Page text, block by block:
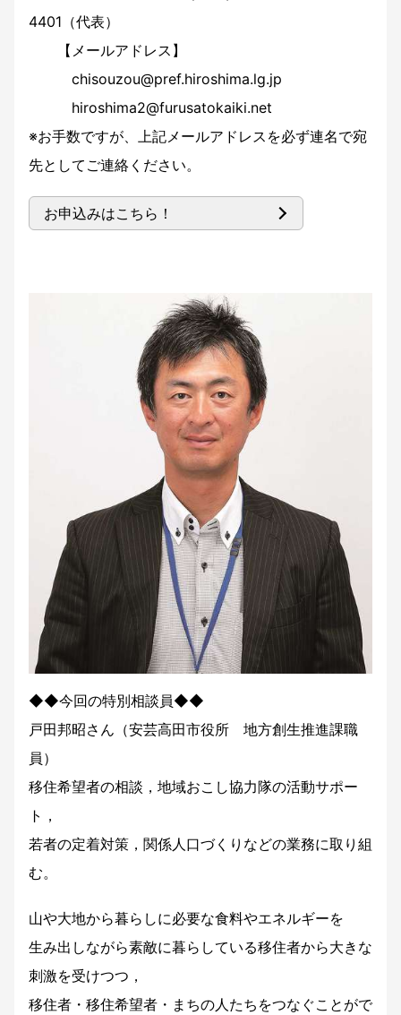
4401（代表）
【メールアドレス】
chisouzou@pref.hiroshima.lg.jp
hiroshima2@furusatokaiki.net
※お手数ですが、上記メールアドレスを必ず連名で宛
先としてご連絡ください。
お申込みはこちら！
◆◆今回の特別相談員◆◆
戸田邦昭さん（安芸高田市役所 地方創生推進課職
員）
移住希望者の相談，地域おこし協力隊の活動サポー
ト，
若者の定着対策，関係人口づくりなどの業務に取り組
む。
山や大地から暮らしに必要な食料やエネルギーを
生み出しながら素敵に暮らしている移住者から大きな
刺激を受けつつ，
移住者・移住希望者・まちの人たちをつなぐことがで